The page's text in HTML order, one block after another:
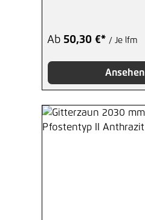
Ab 50,30 €* / Je lfm
Ansehen